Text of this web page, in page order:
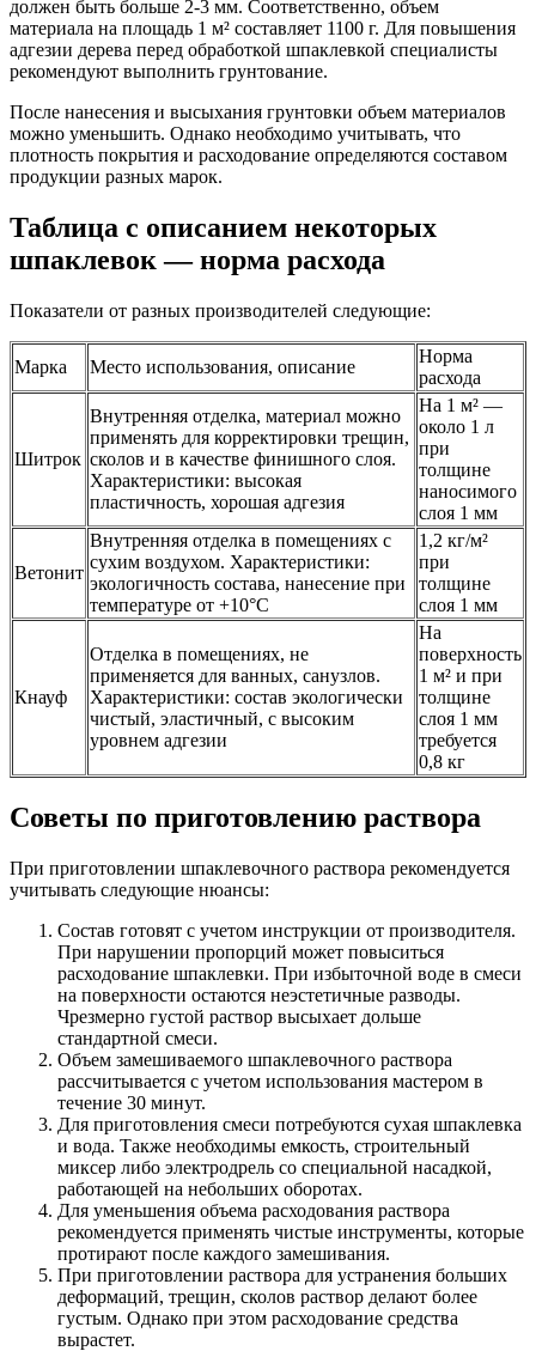
должен быть больше 2-3 мм. Соответственно, объем
материала на площадь 1 м² составляет 1100 г. Для повышения
адгезии дерева перед обработкой шпаклевкой специалисты
рекомендуют выполнить грунтование.
После нанесения и высыхания грунтовки объем материалов
можно уменьшить. Однако необходимо учитывать, что
плотность покрытия и расходование определяются составом
продукции разных марок.
Таблица с описанием некоторых
шпаклевок — норма расхода
Показатели от разных производителей следующие:
Марка Место использования, описание
Норма
расхода
Шитрок
Внутренняя отделка, материал можно
применять для корректировки трещин,
сколов и в качестве финишного слоя.
Характеристики: высокая
пластичность, хорошая адгезия
На 1 м² —
около 1 л
при
толщине
наносимого
слоя 1 мм
Ветонит
Внутренняя отделка в помещениях с
сухим воздухом. Характеристики:
экологичность состава, нанесение при
температуре от +10°С
1,2 кг/м²
при
толщине
слоя 1 мм
Кнауф
Отделка в помещениях, не
применяется для ванных, санузлов.
Характеристики: состав экологически
чистый, эластичный, с высоким
уровнем адгезии
На
поверхность
1 м² и при
толщине
слоя 1 мм
требуется
0,8 кг
Советы по приготовлению раствора
При приготовлении шпаклевочного раствора рекомендуется
учитывать следующие нюансы:
Состав готовят с учетом инструкции от производителя.
При нарушении пропорций может повыситься
расходование шпаклевки. При избыточной воде в смеси
на поверхности остаются неэстетичные разводы.
Чрезмерно густой раствор высыхает дольше
стандартной смеси.
Объем замешиваемого шпаклевочного раствора
рассчитывается с учетом использования мастером в
течение 30 минут.
Для приготовления смеси потребуются сухая шпаклевка
и вода. Также необходимы емкость, строительный
миксер либо электродрель со специальной насадкой,
работающей на небольших оборотах.
Для уменьшения объема расходования раствора
рекомендуется применять чистые инструменты, которые
протирают после каждого замешивания.
При приготовлении раствора для устранения больших
деформаций, трещин, сколов раствор делают более
густым. Однако при этом расходование средства
вырастет.